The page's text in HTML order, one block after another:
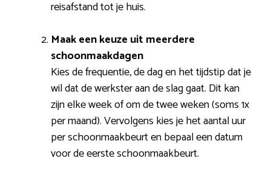
reisafstand tot je huis.
Maak een keuze uit meerdere
schoonmaakdagen
Kies de frequentie, de dag en het tijdstip dat je
wil dat de werkster aan de slag gaat. Dit kan
zijn elke week of om de twee weken (soms 1x
per maand). Vervolgens kies je het aantal uur
per schoonmaakbeurt en bepaal een datum
voor de eerste schoonmaakbeurt.